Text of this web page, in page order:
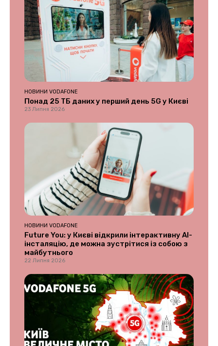
НОВИНИ VODAFONE
Понад 25 ТБ даних у перший день 5G у Києві
23 Липня 2026
НОВИНИ VODAFONE
Future You: у Києві відкрили інтерактивну AI-
інсталяцію, де можна зустрітися із собою з
майбутнього
22 Липня 2026